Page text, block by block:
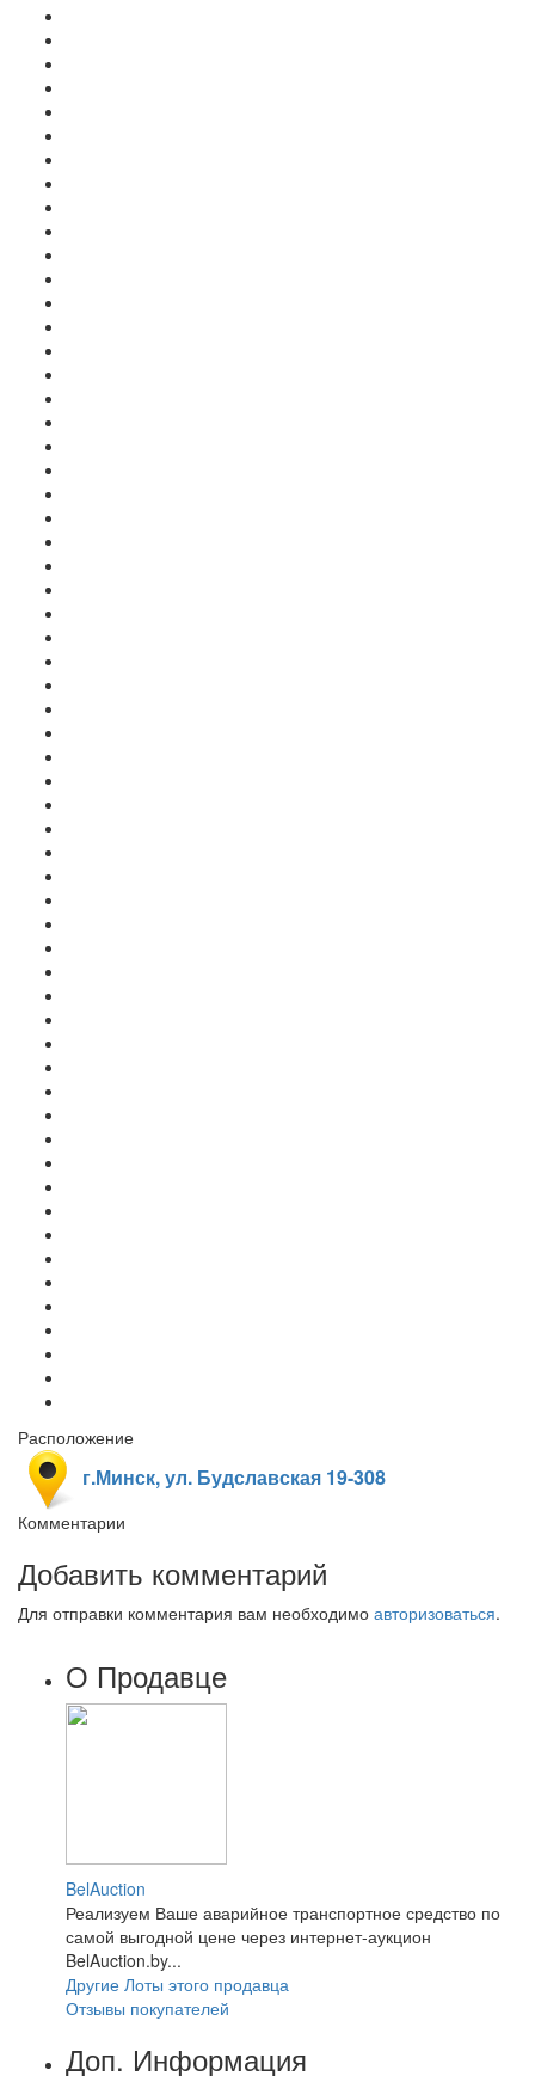
Расположение
г.Минск, ул. Будславская 19-308
Комментарии
Добавить комментарий
Для отправки комментария вам необходимо авторизоваться.
О Продавце
BelAuction
Реализуем Ваше аварийное транспортное средство по
самой выгодной цене через интернет-аукцион
BelAuction.by...
Другие Лоты этого продавца
Отзывы покупателей
Доп. Информация